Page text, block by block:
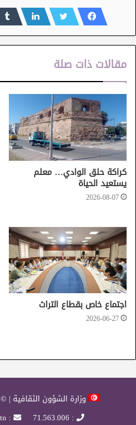
كنيسة القديس لويس
معلم الكراكة بحلق الوادي
مقالات ذات صلة
كراكة حلق الوادي… معلم
يستعيد الحياة
2026-08-07
اجتماع خاص بقطاع التراث
2026-06-27
وزارة الشؤون الثقافية | ©2026 جميع الحقوق محفوظة
: 71.563.006
: contact.culture@mac.gov.tn